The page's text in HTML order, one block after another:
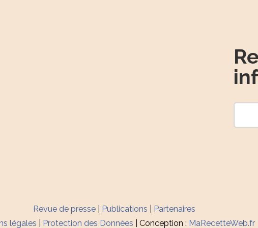
Revue de presse| Publications
Partenaires
légales
Protection des Données | Conception : MaRecetteWeb.fr